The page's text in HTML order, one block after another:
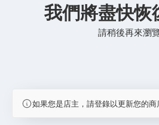
我們將盡快恢
請稍後再來瀏覽
如果您是店主，請登錄以更新您的商